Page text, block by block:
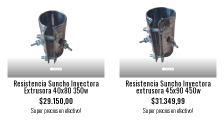
Resistencia Suncho Inyectora
Extrusora 40x80 350w
$29.150,00
Super precios en efectivo!
Resistencia Suncho Inyectora
extrusora 45x90 450w
$31.349,99
Super precios en efectivo!